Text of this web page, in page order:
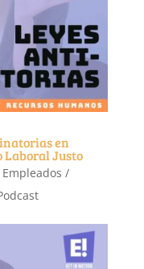
en
Laboral Justo
Empleados /